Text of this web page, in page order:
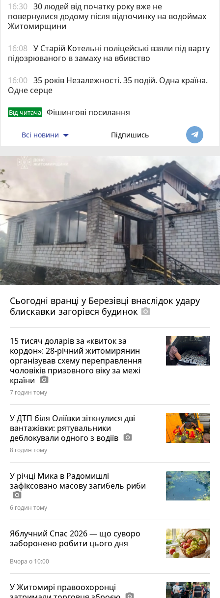
16:30 30 людей від початку року вже не
повернулися додому після відпочинку на водоймах
Житомирщини
16:08 У Старій Котельні поліцейські взяли під варту
підозрюваного в замаху на вбивство
16:00 35 років Незалежності. 35 подій. Одна країна.
Одне серце
Від читача Фішингові посилання
Всі новини Підпишись
Сьогодні вранці у Березівці внаслідок удару
блискавки загорівся будинок photo_camera
15 тисяч доларів за «квиток за
кордон»: 28-річний житомирянин
організував схему переправлення
чоловіків призовного віку за межі
країни photo_camera
7 годин тому
У ДТП біля Оліївки зіткнулися дві
вантажівки: рятувальники
деблокували одного з водіїв photo_camera
8 годин тому
У річці Мика в Радомишлі
зафіксовано масову загибель риби
photo_camera
6 годин тому
Яблучний Спас 2026 — що суворо
заборонено робити цього дня
Вчора о 10:00
У Житомирі правоохоронці